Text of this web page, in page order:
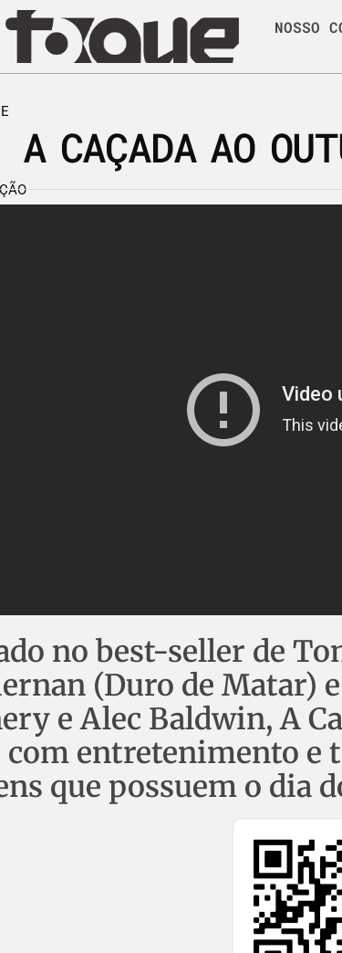
NOSSO
A CAÇADA AO
no best-seller de
(Duro de Matar)
e Alec Baldwin, A
com entretenimento e
que possuem o dia